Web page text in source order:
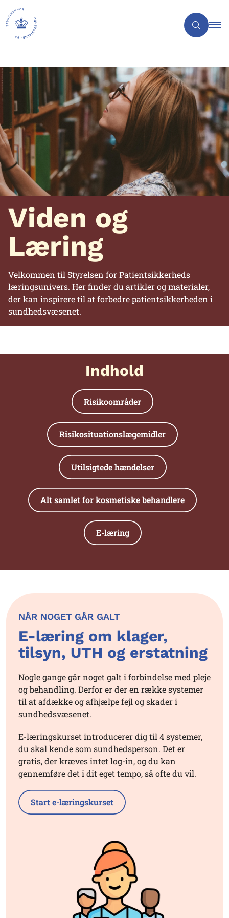
Viden og
Læring
Velkommen til Styrelsen for Patientsikkerheds
læringsunivers. Her finder du artikler og materialer,
der kan inspirere til at forbedre patientsikkerheden i
sundhedsvæsenet.
Indhold
Risikoområder
Risikosituationslægemidler
Utilsigtede hændelser
Alt samlet for kosmetiske behandlere
E-læring
NÅR NOGET GÅR GALT
E-læring om klager,
tilsyn, UTH og erstatning
Nogle gange går noget galt i forbindelse med pleje
og behandling. Derfor er der en række systemer
til at afdække og afhjælpe fejl og skader i
sundhedsvæsenet.
E-læringskurset introducerer dig til 4 systemer,
du skal kende som sundhedsperson. Det er
gratis, der kræves intet log-in, og du kan
gennemføre det i dit eget tempo, så ofte du vil.
Start e-læringskurset